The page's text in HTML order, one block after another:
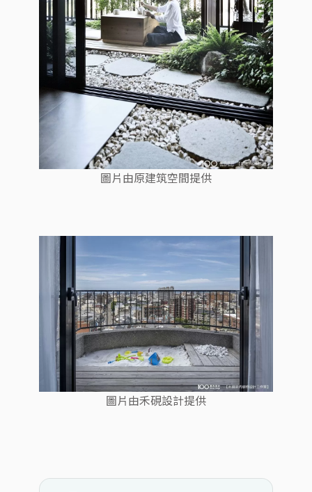
圖片由原建筑空間提供
圖片由禾硯設計提供